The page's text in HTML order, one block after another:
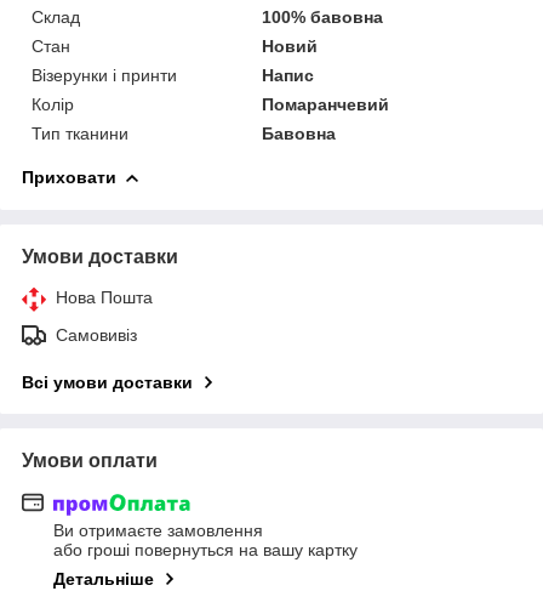
Склад
100% бавовна
Стан
Новий
Візерунки і принти
Напис
Колір
Помаранчевий
Тип тканини
Бавовна
Приховати
Умови доставки
Нова Пошта
Самовивіз
Всі умови доставки
Умови оплати
Ви отримаєте замовлення
або гроші повернуться на вашу картку
Детальніше